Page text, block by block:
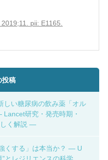
pii: E1165.
投稿
い糖尿病の飲み薬「オル
研究・発売時期・
しく解説 ―
くする」は本当か？ ― U
とレジリエンスの科学